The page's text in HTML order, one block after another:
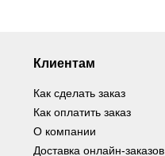
Клиентам
Как сделать заказ
Как оплатить заказ
О компании
Доставка онлайн-заказов